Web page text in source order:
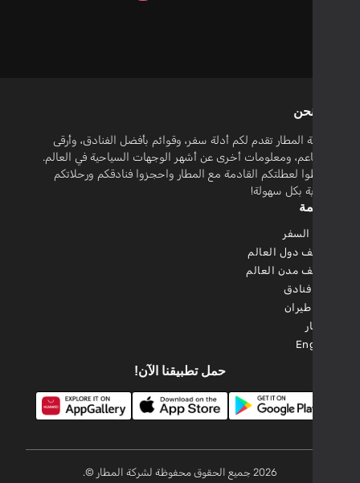
المطار تقدم لكم أدلة سفر، وقوائم بأفضل الفنادق، وأرقى
ومعلومات أخرى عن أشهر الوجهات السياحية في العالم.
لعطلتكم القادمة مع المطار واحجزوا فنادقكم ورحلاتكم
بكل سهولة!
دول العالم
مدن العالم
حمل تطبيقنا الآن!